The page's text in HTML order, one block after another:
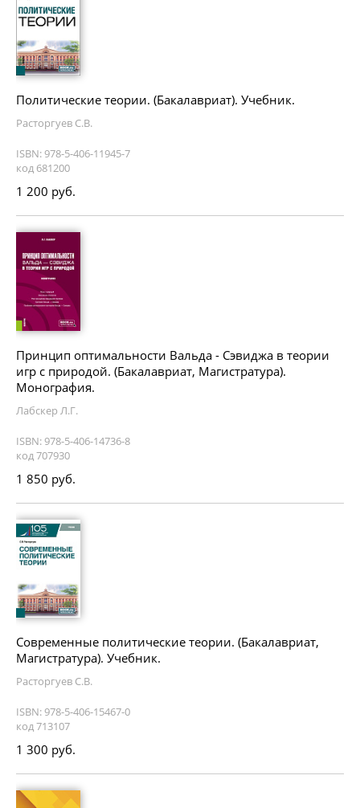
Политические теории. (Бакалавриат). Учебник.
Расторгуев С.В.
ISBN: 978-5-406-11945-7
код 681200
1 200 руб.
Принцип оптимальности Вальда - Сэвиджа в теории
игр с природой. (Бакалавриат, Магистратура).
Монография.
Лабскер Л.Г.
ISBN: 978-5-406-14736-8
код 707930
1 850 руб.
Современные политические теории. (Бакалавриат,
Магистратура). Учебник.
Расторгуев С.В.
ISBN: 978-5-406-15467-0
код 713107
1 300 руб.